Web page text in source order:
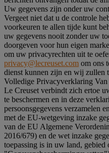
Uw gegevens zijn onder uw
Vergeet niet dat u de controle
voorkeuren te allen tijde kunt
uw gegevens nooit zonder uw
doorgeven voor hun eigen
om uw privacyrechten uit te
privacy@lecreuset.com om ons
dienst kunnen zijn en wij zullen
Volledige Privacyverklaring Van
Le Creuset verbindt zich ertoe
te beschermen en in deze
persoonsgegevens verzamelen
met de EU-wetgeving inzake
van de EU Algemene
2016/679) en de wet inzake
toepassing is in uw land, gebied